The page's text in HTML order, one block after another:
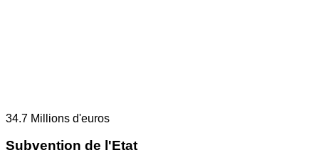
34.7 Millions d'euros
Subvention de l'Etat